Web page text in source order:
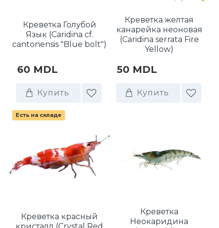
Креветка Голубой
Язык (Caridina cf.
cantonensis "Blue bolt")
60 MDL
Купить
Креветка желтая
канарейка неоновая
(Caridina serrata Fire
Yellow)
50 MDL
Купить
Есть на складе
Креветка красный
Креветка
Неокаридина